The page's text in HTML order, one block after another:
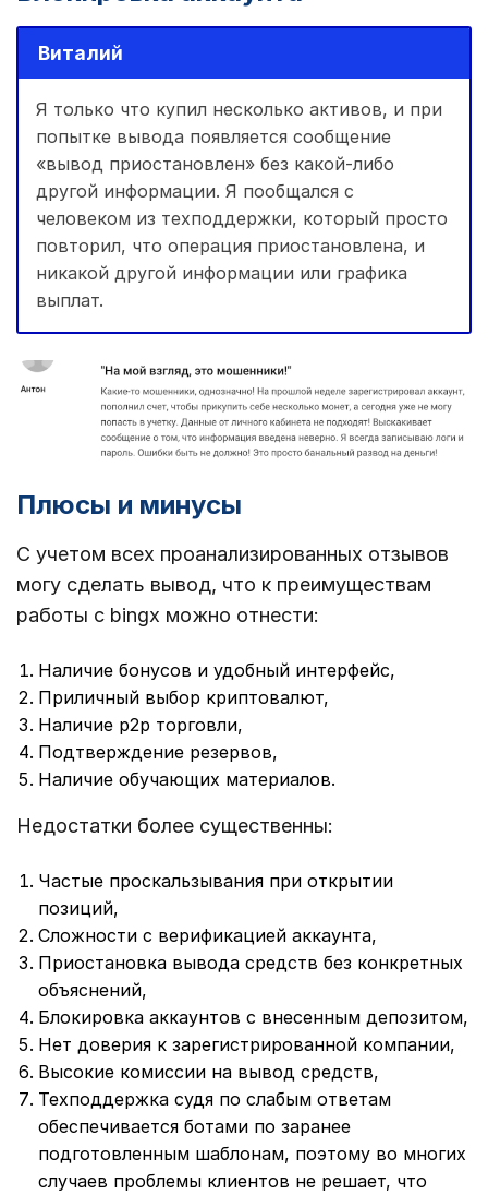
Виталий
Я только что купил несколько активов, и при
попытке вывода появляется сообщение
«вывод приостановлен» без какой-либо
другой информации. Я пообщался с
человеком из техподдержки, который просто
повторил, что операция приостановлена, и
никакой другой информации или графика
выплат.
Плюсы и минусы
С учетом всех проанализированных отзывов
могу сделать вывод, что к преимуществам
работы с bingx можно отнести:
Наличие бонусов и удобный интерфейс,
Приличный выбор криптовалют,
Наличие p2p торговли,
Подтверждение резервов,
Наличие обучающих материалов.
Недостатки более существенны:
Частые проскальзывания при открытии
позиций,
Сложности с верификацией аккаунта,
Приостановка вывода средств без конкретных
объяснений,
Блокировка аккаунтов с внесенным депозитом,
Нет доверия к зарегистрированной компании,
Высокие комиссии на вывод средств,
Техподдержка судя по слабым ответам
обеспечивается ботами по заранее
подготовленным шаблонам, поэтому во многих
случаев проблемы клиентов не решает, что